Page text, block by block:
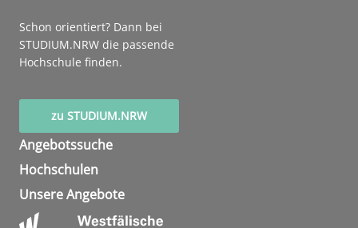
Schon orientiert? Dann bei
STUDIUM.NRW die passende
Hochschule finden.
zu STUDIUM.NRW
Angebotssuche
Hochschulen
Unsere Angebote